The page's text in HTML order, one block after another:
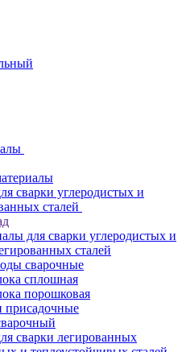
сварки углеродистых и
сталей
для сварки углеродистых и
сталей
сварочные
сплошная
порошковая
присадочные
сварки легированных